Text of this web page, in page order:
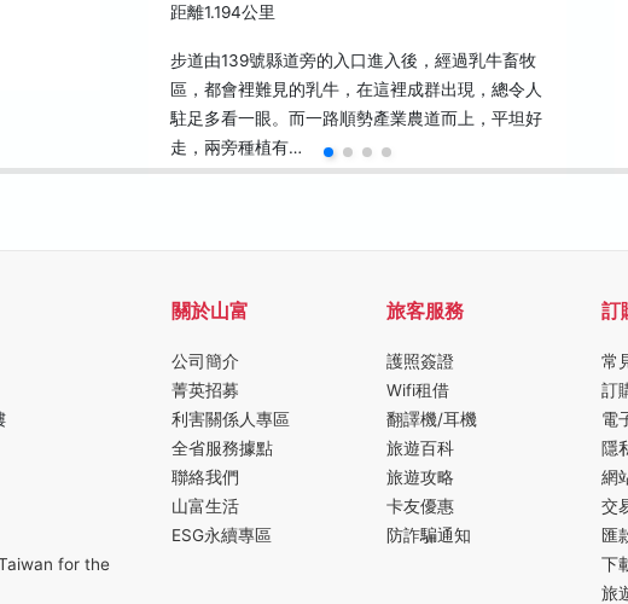
距離1.194公里
步道由139號縣道旁的入口進入後，經過乳牛畜牧
區，都會裡難見的乳牛，在這裡成群出現，總令人
駐足多看一眼。而一路順勢產業農道而上，平坦好
走，兩旁種植有…
for the
關於山富
公司簡介
菁英招募
利害關係人專區
全省服務據點
聯絡我們
山富生活
ESG永續專區
旅客服務
護照簽證
Wifi租借
翻譯機/耳機
旅遊百科
旅遊攻略
卡友優惠
防詐騙通知
訂
常
訂
電
隱
網
交
匯
下
旅